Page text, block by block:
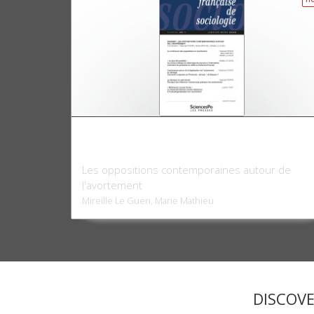
Les oppositions contemporaines autour de
l'avortement
Mireille Le Guen, Marie Mathieu